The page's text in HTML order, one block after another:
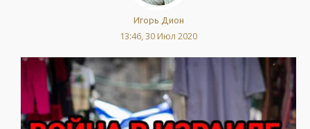
Игорь Дион
13:46, 30 Июл 2020